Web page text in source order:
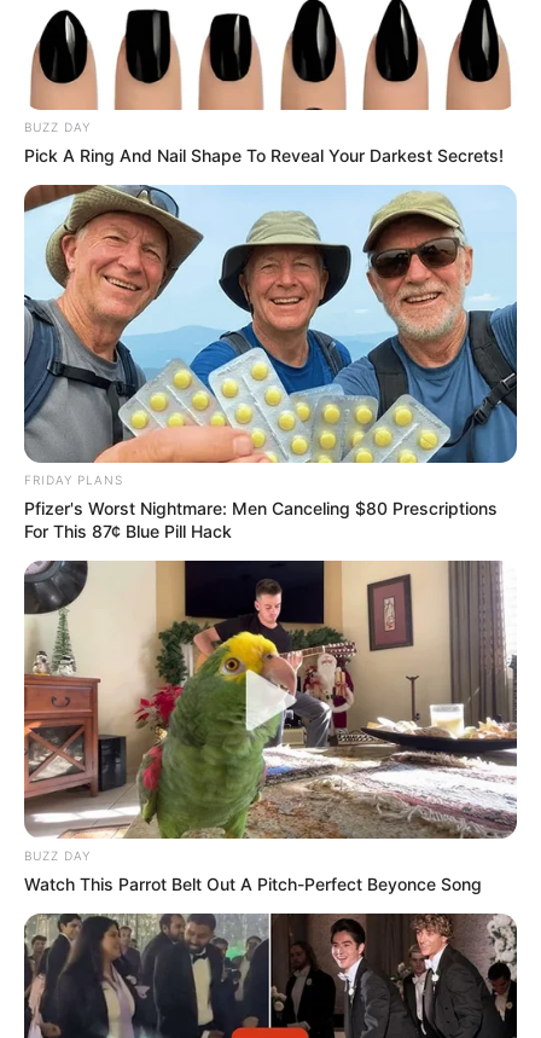
BUZZ DAY
Pick A Ring And Nail Shape To Reveal Your Darkest Secrets!
FRIDAY PLANS
Pfizer's Worst Nightmare: Men Canceling $80 Prescriptions
For This 87¢ Blue Pill Hack
BUZZ DAY
Watch This Parrot Belt Out A Pitch-Perfect Beyonce Song